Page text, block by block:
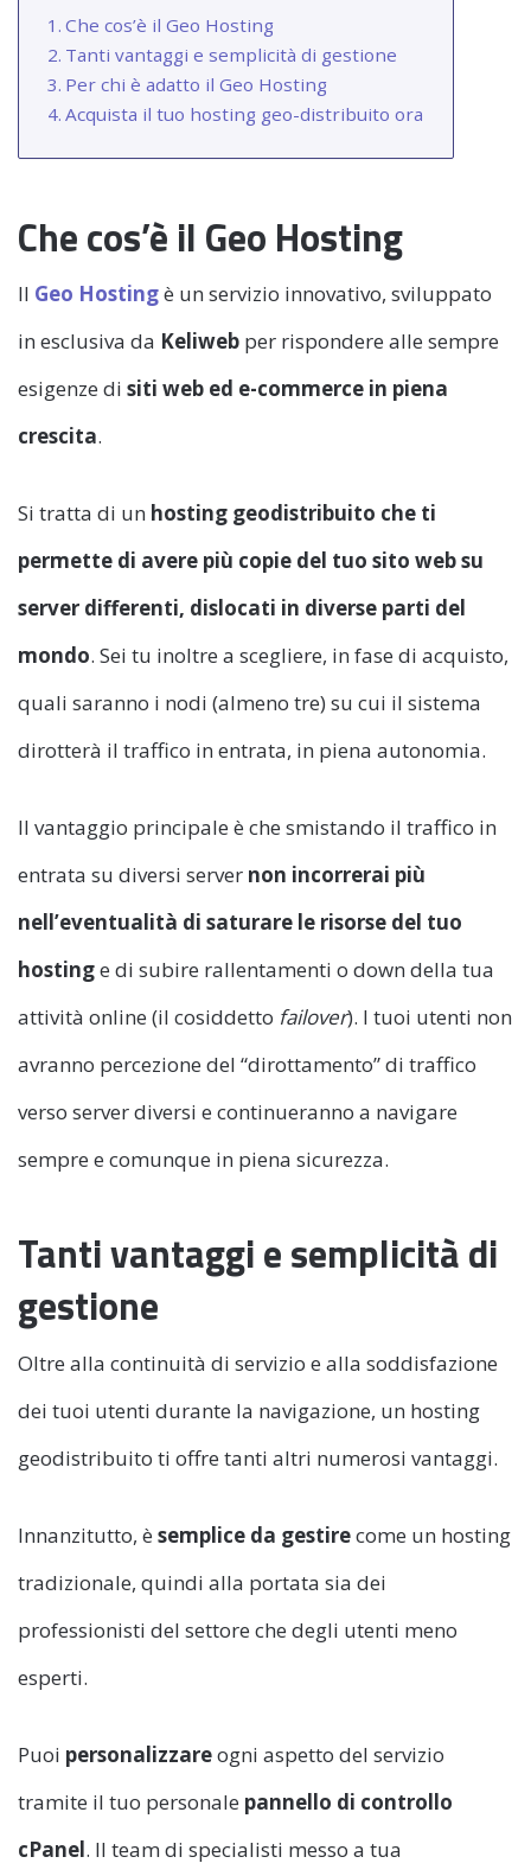
Che cos’è il Geo Hosting
Tanti vantaggi e semplicità di gestione
Per chi è adatto il Geo Hosting
Acquista il tuo hosting geo-distribuito ora
Che cos’è il Geo Hosting
Il Geo Hostingè un servizio innovativo, sviluppato
in esclusiva da Keliweb per rispondere alle sempre
esigenze di siti web ed e-commerce in piena
crescita.
Si tratta di un hosting geodistribuito che ti
permette di avere più copie del tuo sito web su
server differenti, dislocati in diverse parti del
mondo. Sei tu inoltre a scegliere, in fase di acquisto,
quali saranno i nodi (almeno tre) su cui il sistema
dirotterà il traffico in entrata, in piena autonomia.
Il vantaggio principale è che smistando il traffico in
entrata su diversi server non incorrerai più
nell’eventualità di saturare le risorse del tuo
hostinge di subire rallentamenti o down della tua
attività online (il cosiddetto failover). I tuoi utenti non
avranno percezione del “dirottamento” di traffico
verso server diversi e continueranno a navigare
sempre e comunque in piena sicurezza.
Tanti vantaggi e semplicità di
gestione
Oltre alla continuità di servizio e alla soddisfazione
dei tuoi utenti durante la navigazione, un hosting
geodistribuito ti offre tanti altri numerosi vantaggi.
Innanzitutto, è semplice da gestirecome un hosting
tradizionale, quindi alla portata sia dei
professionisti del settore che degli utenti meno
esperti.
Puoi personalizzareogni aspetto del servizio
tramite il tuo personale pannello di controllo
cPanel. Il team di specialisti messo a tua